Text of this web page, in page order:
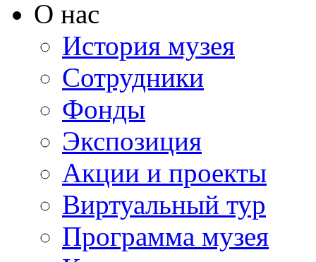
О нас
История музея
Сотрудники
Фонды
Экспозиция
Акции и проекты
Виртуальный тур
Программа музея